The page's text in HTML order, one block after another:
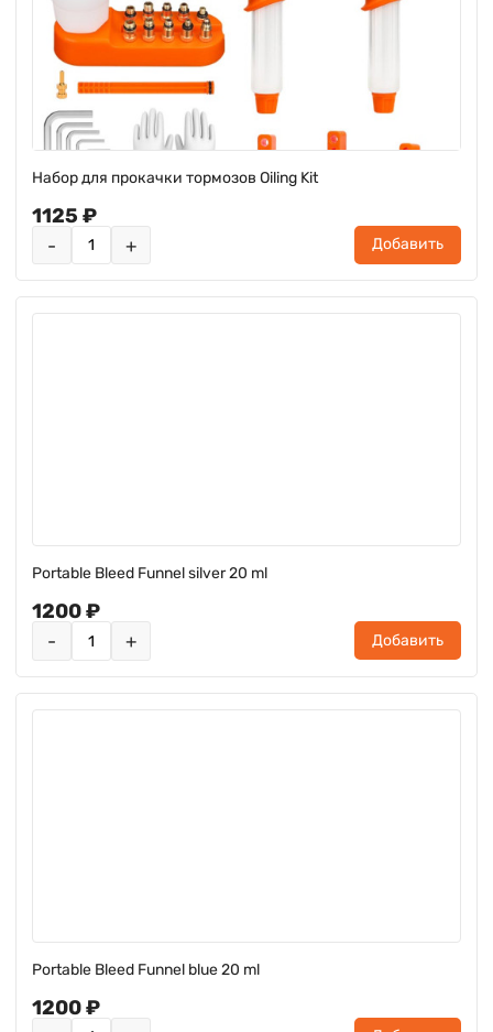
Набор для прокачки тормозов Oiling Kit
1125 ₽
- + Добавить
Portable Bleed Funnel silver 20 ml
1200 ₽
- + Добавить
Portable Bleed Funnel blue 20 ml
1200 ₽